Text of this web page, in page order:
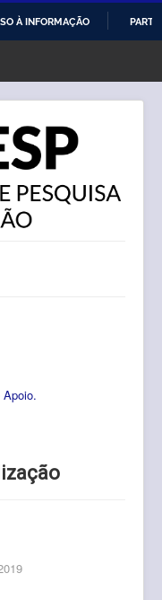
À INFORMAÇÃO